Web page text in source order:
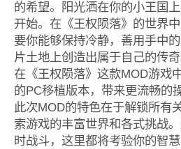
的希望。阳光洒在你的小王国
开始。在《王权陨落》的世界
要你能够保持冷静，善用手中
片土地上创造出属于自己的传奇
在《王权陨落》这款MOD游戏
的PC移植版本，带来更流畅的
此次MOD的特色在于解锁所有
索游戏的丰富世界和各式挑战
时战斗，这里都将考验你的智